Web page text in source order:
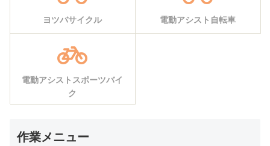
ヨツバサイクル 電動アシスト自転車
電動アシストスポーツバイ
ク
作業メニュー